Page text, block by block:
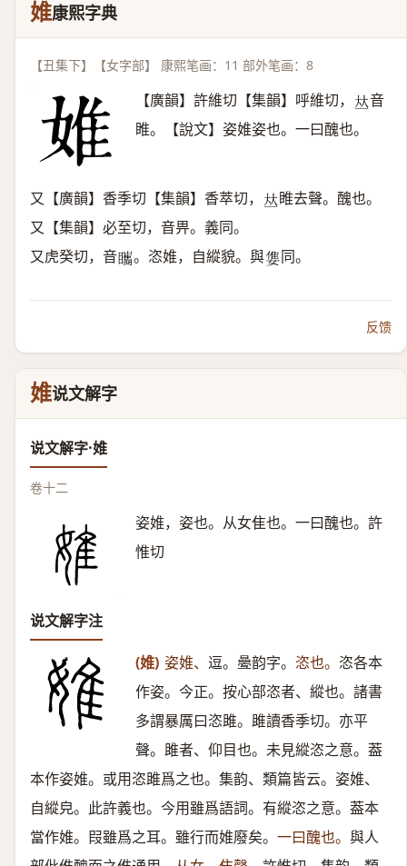
婎康熙字典
【丑集下】【女字部】 康熙笔画：11 部外笔画：8
【廣韻】許維切【集韻】呼維切， 𠀤音
睢。【說文】姿婎姿也。一曰醜也。
又【廣韻】香季切【集韻】香萃切， 𠀤睢去聲。醜也。
又【集韻】必至切，音畀。義同。
又虎癸切，音𥍋 。恣婎，自縱貌。與𡠓 同。
反馈
婎说文解字
说文解字·婎
卷十二
姿婎，姿也。从女隹也。一曰醜也。許
惟切
说文解字注
(婎) 姿婎、 逗。㬪韵字。 恣也。 恣各本
作姿。今正。按心部恣者、縱也。諸書
多謂暴厲曰恣雎。雎讀香季切。亦平
聲。雎者、仰目也。未見縱恣之意。葢
本作姿婎。或用恣雎爲之也。集韵、類篇皆云。姿婎、
自縱皃。此許義也。今用雖爲語詞。有縱恣之意。葢本
當作婎。叚雖爲之耳。雖行而婎廢矣。 一曰醜也。 與人